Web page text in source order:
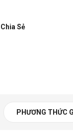
Chia Sẻ
PHƯƠNG THỨC